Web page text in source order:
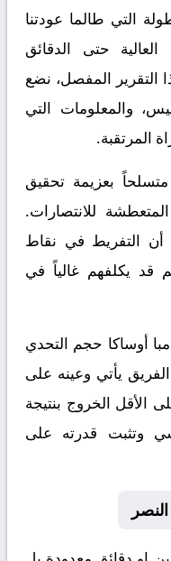
البطولة التي طالما عودتنا
العالية حتى الدقائق
التقرير المفصل، نضع
والمعلومات التي
المرتقبة.
بعزيمة تحقيق
للانتصارات.
أن التفريط في نقاط
قد يكلفهم غالياً في
أوساكا حجم التحدي
يأتي وعينه على
الأقل الخروج بنتيجة
وتثبت قدرته على